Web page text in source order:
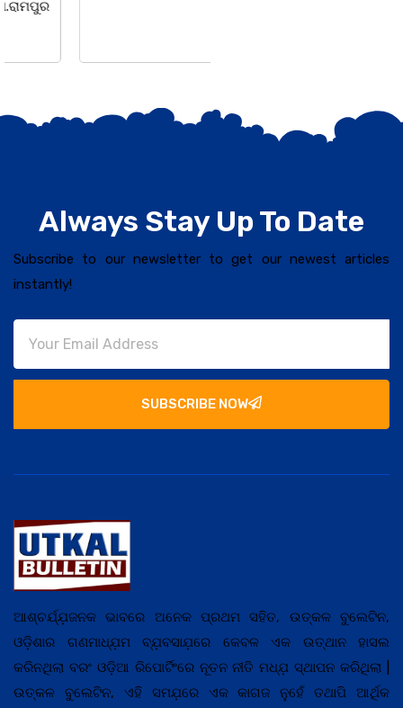
Always Stay Up To Date
Subscribe to our newsletter to get our newest articles
instantly!
SUBSCRIBE NOW
ଆଶ୍ଚର୍ଯ୍ଯ଼ଜନକ ଭାବରେ ଅନେକ ପ୍ରଥମ ସହିତ, ଉତ୍କଳ ବୁଲେଟିନ,
ଓଡ଼ିଶାର ଗଣମାଧ୍ଯ଼ମ ବ୍ଯ଼ବସାଯ଼ରେ କେବଳ ଏକ ଉତ୍ଥାନ ହାସଲ
କରିନଥିଲା ବରଂ ଓଡ଼ିଆ ରିପୋର୍ଟିଂରେ ନୂତନ ନୀତି ମଧ୍ଯ଼ ସ୍ଥାପନ କରିଥିଲା |
ଉତ୍କଳ ବୁଲେଟିନ, ଏହି ସମଯ଼ରେ ଏକ କାଗଜ ନୁହେଁ ତଥାପି ଆର୍ଥିକ